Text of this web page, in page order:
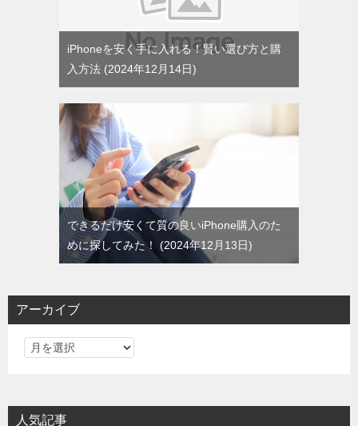
iPhoneを安く手に入れる！賢い選び方と購
入方法
2024年12月14日
できるだけ安くて質の良いiPhone購入のた
めに探してみた！
2024年12月13日
アーカイブ
ア
イ
人気記事